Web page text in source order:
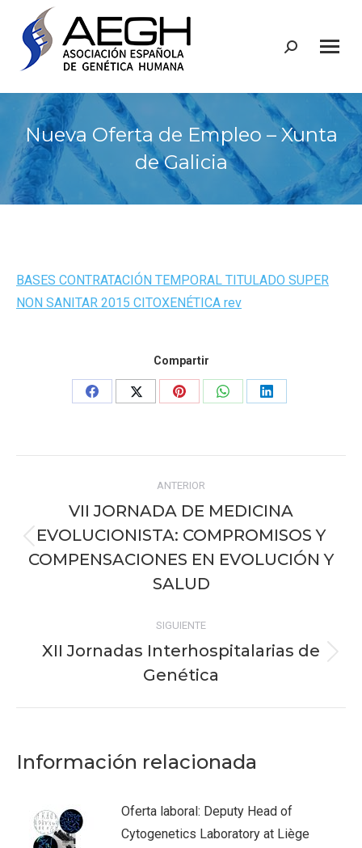
Buscar:
Nueva Oferta de Empleo – Xunta
de Galicia
BASES CONTRATACIÓN TEMPORAL TITULADO SUPER
NON SANITAR 2015 CITOXENÉTICA rev
Compartir
Share
Share
Share
Share
Share
entre
publicaciones
ANTERIOR
Publicación
anterior:
VII JORNADA DE MEDICINA
EVOLUCIONISTA: COMPROMISOS Y
COMPENSACIONES EN EVOLUCIÓN Y
SALUD
SIGUIENTE
Publicación
siguiente:
XII Jornadas Interhospitalarias de
Genética
Información relacionada
Oferta laboral: Deputy Head of
Cytogenetics Laboratory at Liège